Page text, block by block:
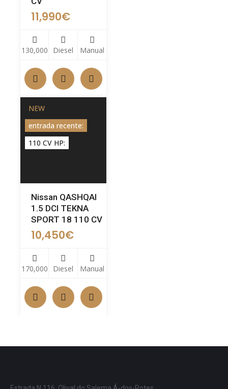
11,990€
130,000 Diesel Manual
NEW
entrada recente:
110 CV HP:
Nissan QASHQAI
1.5 DCI TEKNA
SPORT 18 110 CV
10,450€
170,000 Diesel Manual